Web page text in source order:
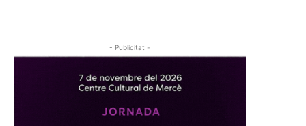
- Publicitat -